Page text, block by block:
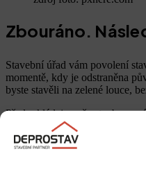
Zbouráno.
Stavební úřad vám povolení
momentě, kdy je odstraněna
byste stavěli na zelené louce,
Předpokládejme, že stavba
plánem a pozemek je
domu neměla smysl), pak tedy
prakticky není zásadní důvod,